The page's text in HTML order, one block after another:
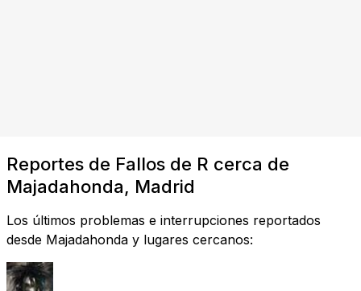
Reportes de Fallos de R cerca de
Majadahonda, Madrid
Los últimos problemas e interrupciones reportados
desde Majadahonda y lugares cercanos: